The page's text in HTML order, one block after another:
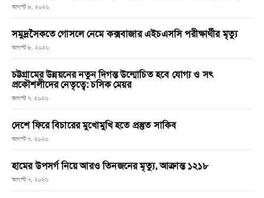
আগস্ট ৮, ২০২৬
সমুদ্রসৈকতে গোসলে নেমে কক্সবাজার এইচএসসি পরীক্ষার্থীর মৃত্যু
আগস্ট ৮, ২০২৬
চট্টগ্রামের উন্নয়নের নতুন দিগন্ত উন্মোচিত হবে যোগ্য ও সৎ
প্রকৌশলীদের নেতৃত্বে: চসিক মেয়র
আগস্ট ৭, ২০২৬
দেশে ফিরে বিচারের মুখোমুখি হতে প্রস্তুত সাকিব
আগস্ট ৭, ২০২৬
হামের উপসর্গ নিয়ে আরও তিনজনের মৃত্যু, আক্রান্ত ১২১৮
আগস্ট ৭, ২০২৬